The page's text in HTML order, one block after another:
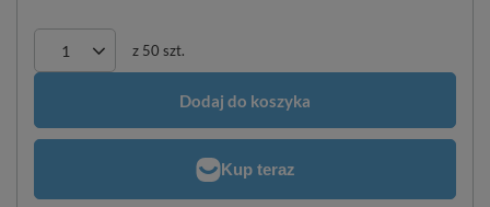
z 50 szt.
Dodaj do koszyka